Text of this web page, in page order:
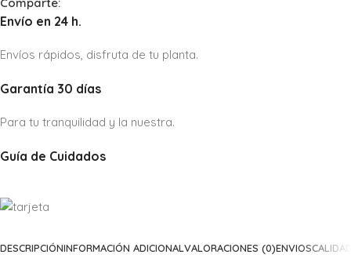
Comparte:
Envío en 24 h.
Envíos rápidos, disfruta de tu planta.
Garantía 30 días
Para tu tranquilidad y la nuestra.
Guía de Cuidados
DESCRIPCIÓNINFORMACIÓN ADICIONALVALORACIONES (0)ENVIOS